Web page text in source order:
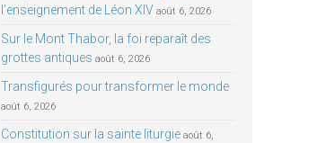
l’enseignement de Léon XIV août 6, 2026
Sur le Mont Thabor, la foi reparaît des
grottes antiques août 6, 2026
Transfigurés pour transformer le monde
août 6, 2026
Constitution sur la sainte liturgie août 6,